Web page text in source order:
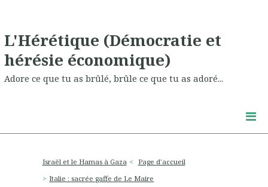
L'Hérétique (Démocratie et
hérésie économique)
Adore ce que tu as brûlé, brûle ce que tu as adoré...
Israël et le Hamas à Gaza
Page d'accueil
Italie : sacrée gaffe de Le Maire